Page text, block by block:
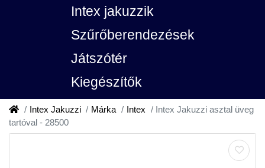
Intex jakuzzik
Szűrőberendezések
Játszótér
Kiegészítők
Intex Jakuzzi Márka Intex
Intex Jakuzzi asztal üveg
tartóval - 28500